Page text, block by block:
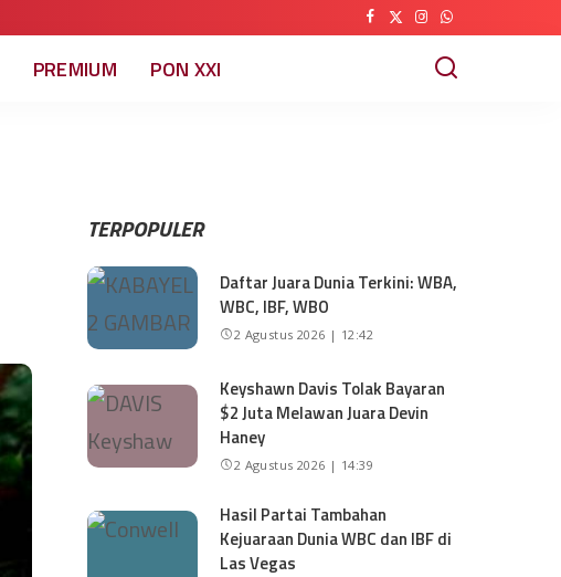
PREMIUM PON XXI
TERPOPULER
Daftar Juara Dunia Terkini: WBA,
WBC, IBF, WBO
2 Agustus 2026 | 12:42
Keyshawn Davis Tolak Bayaran
$2 Juta Melawan Juara Devin
Haney
2 Agustus 2026 | 14:39
Hasil Partai Tambahan
Kejuaraan Dunia WBC dan IBF di
Las Vegas